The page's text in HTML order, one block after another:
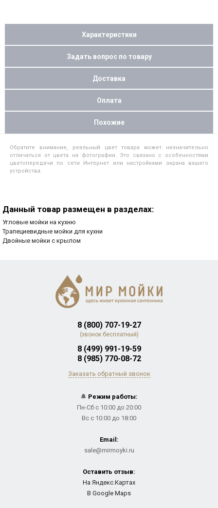
Характеристики
Задать вопрос по товару
Доставка
Оплата
Похожие
Обратите внимание, реальный цвет товара может незначительно
отличаться от цвета на фотографии. Это связано с особенностями
цветопередачи по сети Интернет или настройками экрана вашего
устройства.
Данный товар размещен в разделах:
Угловые мойки на кухню
Трапециевидные мойки для кухни
Двойные мойки с крылом
8 (800) 707-19-27
(звонок бесплатный)
8 (499) 991-19-59
8 (985) 770-08-72
Заказать обратный звонок
🔔 Режим работы:
Пн-Сб с 10:00 до 20:00
Вс с 10:00 до 18:00
Email:
sale@mirmoyki.ru
Оставить отзыв:
На Яндекс.Картах
В Google Maps